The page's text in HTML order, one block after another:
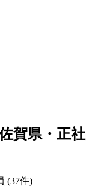
賀県・正社
(37件)